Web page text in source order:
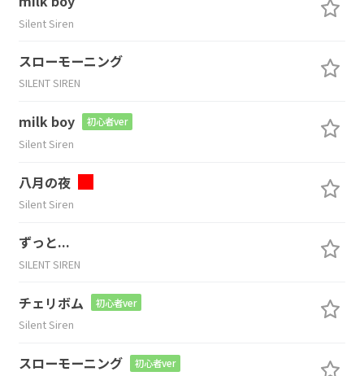
Silent Siren
スローモーニング
SILENT SIREN
milk boy 初心者ver
Silent Siren
八月の夜
Silent Siren
ずっと...
SILENT SIREN
チェリボム 初心者ver
Silent Siren
スローモーニング 初心者ver